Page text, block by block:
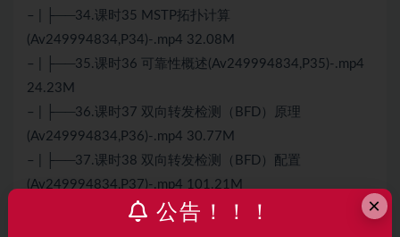
– | ├──34.课时35 MSTP拓扑计算
(Av249994834,P34)-.mp4 32.08M
– | ├──35.课时36 可靠性概述(Av249994834,P35)-.mp4
24.23M
– | ├──36.课时37 双向转发检测（BFD）原理
(Av249994834,P36)-.mp4 30.77M
– | ├──37.课时38 双向转发检测（BFD）配置
(Av249994834,P37)-.mp4 101.21M
– | ├──38.课时39 网络质量分析 (NQA)原理
×
公告！！！